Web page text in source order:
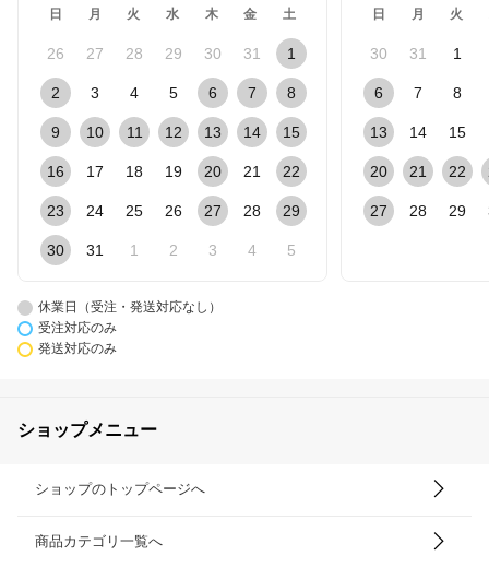
日 月 火 水 木 金 土
26 27 28 29 30 31 1
2 3 4 5 6 7 8
9 10 11 12 13 14 15
16 17 18 19 20 21 22
23 24 25 26 27 28 29
30 31 1 2 3 4 5
日 月 火
30 31 1
6 7 8
13 14 15
20 21 22
27 28 29
休業日（受注・発送対応なし）
受注対応のみ
発送対応のみ
ショップメニュー
ショップのトップページへ
商品カテゴリ一覧へ